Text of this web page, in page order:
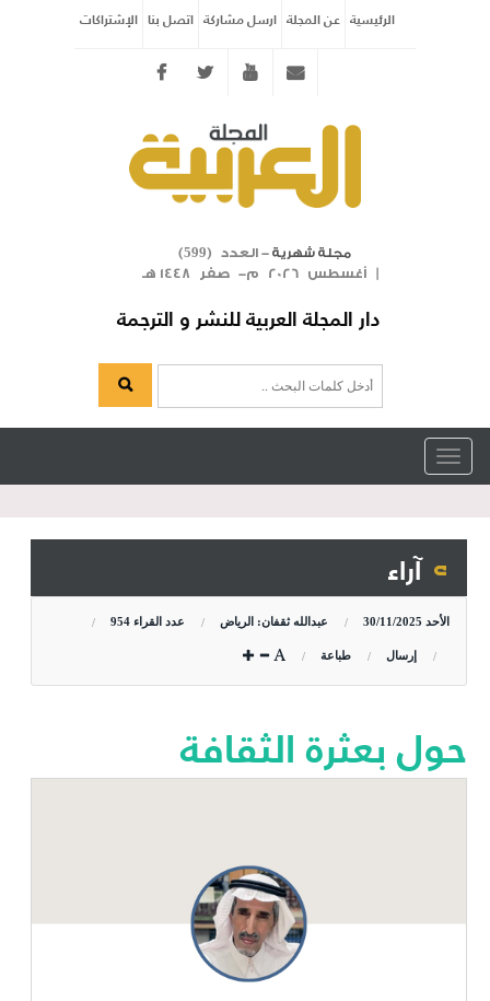
الرئيسية عن المجلة ارسل مشاركة اتصل بنا الإشتراكات
Twitter youtube
مجلة شهرية- العدد ( 599
)
| أغسطس 2026 م- صفر 1448 هـ
دار المجلة العربية للنشر و الترجمة
Toggle
navigation
آراء
الأحد 30/11/2025 عبدالله ثقفان: الرياض عدد القراء 954
إرسال طباعة
حول بعثرة الثقافة